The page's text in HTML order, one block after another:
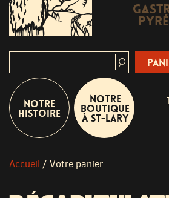
Notre
Histoire
Notre
boutique
à St-Lary
Accueil / Votre panier